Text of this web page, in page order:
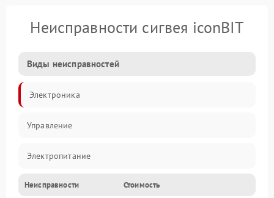
Неисправности сигвея iconBIT
Виды неисправностей
Электроника
Управление
Электропитание
Балансировка
Неисправности Стоимость